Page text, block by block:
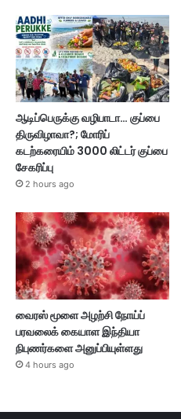
ஆடிப்பெருக்கு வழிபாடா… குப்பை
திருவிழாவா?; மோரிப்
கடற்கரையிம் 3000 லிட்டர் குப்பை
சேகரிப்பு
2 hours ago
வைரஸ் மூளை அழற்சி நோய்ப்
பரவலைக் கையாள இந்தியா
நிபுணர்களை அனுப்பியுள்ளது
4 hours ago